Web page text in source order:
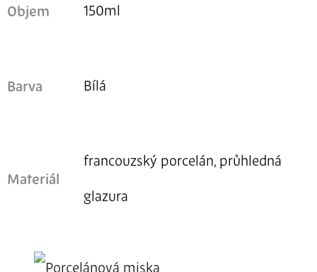
Objem 150ml
Barva Bílá
Materiál
francouzský porcelán, průhledná
glazura